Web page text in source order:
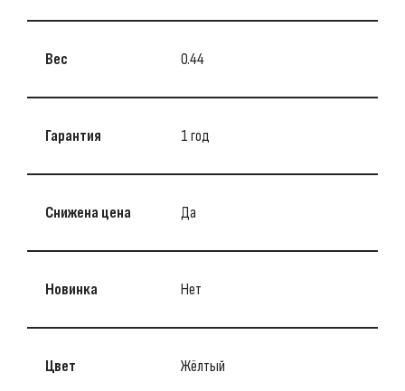
Вес 0.44
Гарантия 1 год
Снижена цена Да
Новинка Нет
Цвет Жёлтый